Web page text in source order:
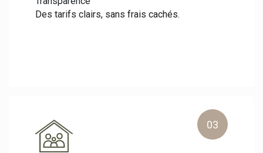
Des tarifs clairs, sans frais cachés.
03